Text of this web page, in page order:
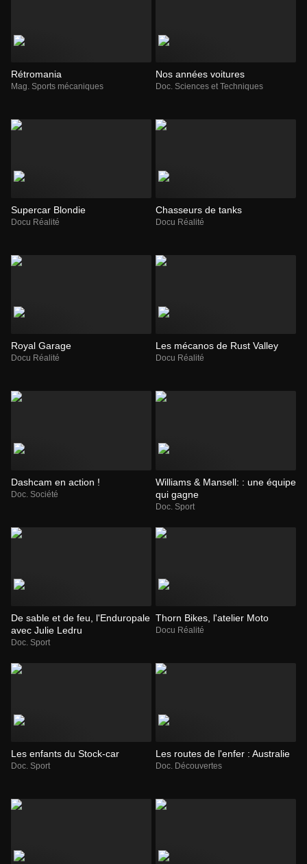
Rétromania
Mag. Sports mécaniques
Nos années voitures
Doc. Sciences et Techniques
Supercar Blondie
Docu Réalité
Chasseurs de tanks
Docu Réalité
Royal Garage
Docu Réalité
Les mécanos de Rust Valley
Docu Réalité
Dashcam en action !
Doc. Société
Williams & Mansell: : une équipe
qui gagne
Doc. Sport
De sable et de feu, l'Enduropale
avec Julie Ledru
Doc. Sport
Thorn Bikes, l'atelier Moto
Docu Réalité
Les enfants du Stock-car
Doc. Sport
Les routes de l'enfer : Australie
Doc. Découvertes